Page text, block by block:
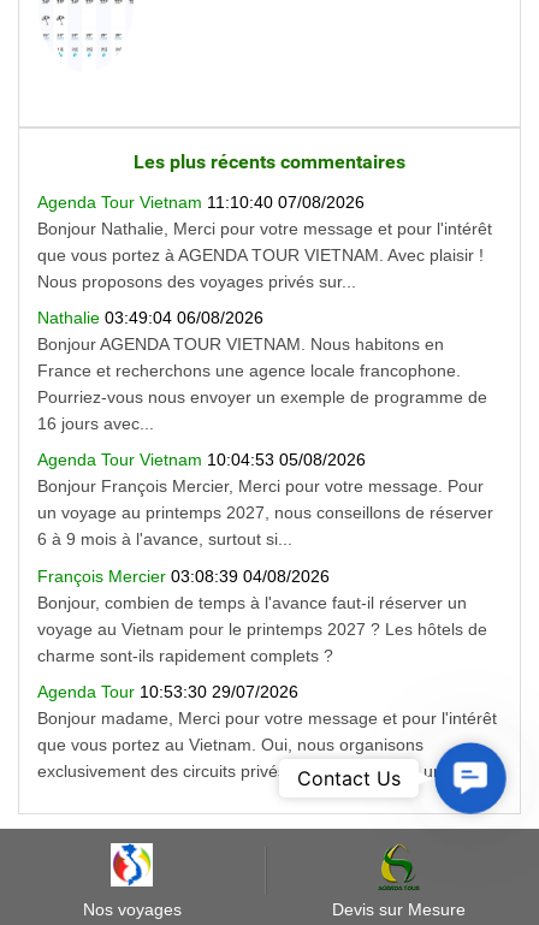
Les plus récents commentaires
Agenda Tour Vietnam 11:10:40 07/08/2026
Bonjour Nathalie, Merci pour votre message et pour l'intérêt
que vous portez à AGENDA TOUR VIETNAM. Avec plaisir !
Nous proposons des voyages privés sur...
Nathalie 03:49:04 06/08/2026
Bonjour AGENDA TOUR VIETNAM. Nous habitons en
France et recherchons une agence locale francophone.
Pourriez-vous nous envoyer un exemple de programme de
16 jours avec...
Agenda Tour Vietnam 10:04:53 05/08/2026
Bonjour François Mercier, Merci pour votre message. Pour
un voyage au printemps 2027, nous conseillons de réserver
6 à 9 mois à l'avance, surtout si...
François Mercier 03:08:39 04/08/2026
Bonjour, combien de temps à l'avance faut-il réserver un
voyage au Vietnam pour le printemps 2027 ? Les hôtels de
charme sont-ils rapidement complets ?
Agenda Tour 10:53:30 29/07/2026
Bonjour madame, Merci pour votre message et pour l'intérêt
que vous portez au Vietnam. Oui, nous organisons
exclusivement des circuits privés sur mesure avec un...
Nos voyages Devis sur Mesure
Contact
Contact Us